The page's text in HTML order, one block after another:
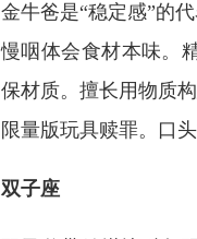
金牛爸是“稳定感”的
慢咽体会食材本味。
保材质。擅长用物质
限量版玩具赎罪。口
双子座